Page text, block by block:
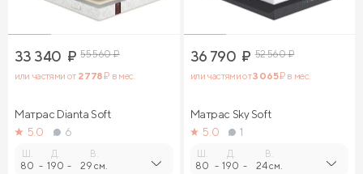
33 340 ₽ 55 560₽
или частями от 2 778₽ в мес.
Матрас Dianta Soft
5.0
6
80 -
Д.
190 -
В.
29 см.
36 790 ₽ 52 560₽
или частями от3 065₽ в мес.
Матрас Sky Soft
5.0
1
80 -
Д.
190 -
В.
24 см.